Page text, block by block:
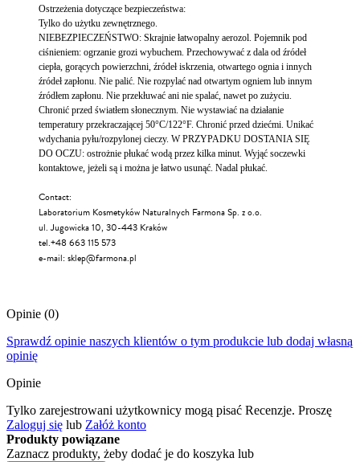
Ostrzeżenia dotyczące bezpieczeństwa:
Tylko do użytku zewnętrznego.
NIEBEZPIECZEŃSTWO: Skrajnie łatwopalny aerozol. Pojemnik pod
ciśnieniem: ogrzanie grozi wybuchem. Przechowywać z dala od źródeł
ciepła, gorących powierzchni, źródeł iskrzenia, otwartego ognia i innych
źródeł zapłonu. Nie palić. Nie rozpylać nad otwartym ogniem lub innym
źródłem zapłonu. Nie przekłuwać ani nie spalać, nawet po zużyciu.
Chronić przed światłem słonecznym. Nie wystawiać na działanie
temperatury przekraczającej 50°C/122°F. Chronić przed dziećmi. Unikać
wdychania pyłu/rozpylonej cieczy. W PRZYPADKU DOSTANIA SIĘ
DO OCZU: ostrożnie płukać wodą przez kilka minut. Wyjąć soczewki
kontaktowe, jeżeli są i można je łatwo usunąć. Nadal płukać.
Contact:
Laboratorium Kosmetyków Naturalnych Farmona Sp. z o.o.
ul. Jugowicka 10, 30-443 Kraków
tel.+48 663 115 573
e-mail: sklep@farmona.pl
Opinie (0)
Sprawdź opinie naszych klientów o tym produkcie lub dodaj własną
opinię
Opinie
Tylko zarejestrowani użytkownicy mogą pisać Recenzje. Proszę
Zaloguj się lub Załóż konto
Produkty powiązane
Zaznacz produkty, żeby dodać je do koszyka lub